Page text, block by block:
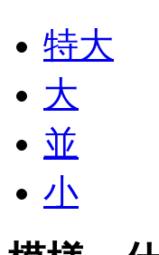
特大
大
並
小